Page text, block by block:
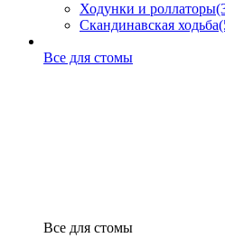
Ходунки и роллаторы
Скандинавская ходьба
Все для стомы
Все для стомы